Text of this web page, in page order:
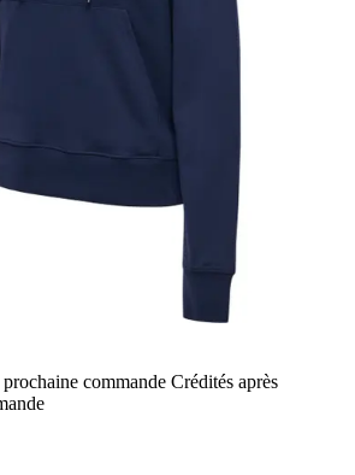
commande Crédités après